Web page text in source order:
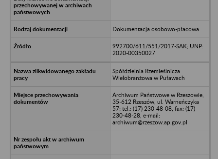
Dokumentacja osobowo-płacowa
992700/611/551/2017-SAK; UNP:
2020-00350027
Spółdzielnia Rzemieślnicza
Wielobranżowa w Puławach
Archiwum Państwowe w Rzeszowie,
35-612 Rzeszów, ul. Warneńczyka
57; tel.: (17) 230-48-08, fax: (17)
230-48-28, e-mail:
archiwum@rzeszow.ap.gov.pl